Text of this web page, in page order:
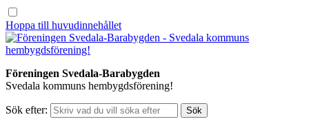
Hoppa till huvudinnehållet
Föreningen Svedala-Barabygden
Svedala kommuns hembygdsförening!
Sök efter: